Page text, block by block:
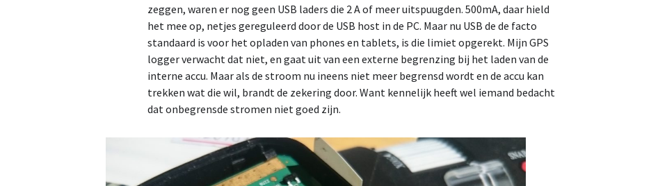
zeggen, waren er nog geen USB laders die 2 A of meer uitspuugden. 500mA, daar hield
het mee op, netjes gereguleerd door de USB host in de PC. Maar nu USB de de facto
standaard is voor het opladen van phones en tablets, is die limiet opgerekt. Mijn GPS
logger verwacht dat niet, en gaat uit van een externe begrenzing bij het laden van de
interne accu. Maar als de stroom nu ineens niet meer begrensd wordt en de accu kan
trekken wat die wil, brandt de zekering door. Want kennelijk heeft wel iemand bedacht
dat onbegrensde stromen niet goed zijn.